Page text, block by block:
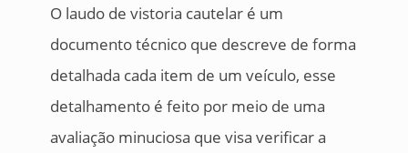
O laudo de vistoria cautelar é um
documento técnico que descreve de forma
detalhada cada item de um veículo, esse
detalhamento é feito por meio de uma
avaliação minuciosa que visa verificar a